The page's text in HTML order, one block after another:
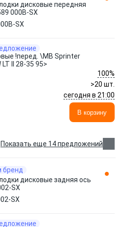
дисковые передняя
000B-SX
SX
!перед. \MB Sprinter
LT II 28-35 95>
100%
>20 шт.
сегодня в 21:00
В корзину
Показать еще 14 предложений
бренд
дисковые задняя ось
SX
SX